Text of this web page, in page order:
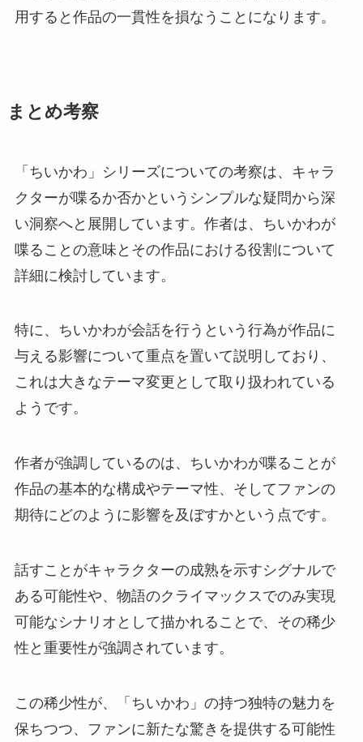
用すると作品の一貫性を損なうことになります。
まとめ考察
「ちいかわ」シリーズについての考察は、キャラ
クターが喋るか否かというシンプルな疑問から深
い洞察へと展開しています。作者は、ちいかわが
喋ることの意味とその作品における役割について
詳細に検討しています。
特に、ちいかわが会話を行うという行為が作品に
与える影響について重点を置いて説明しており、
これは大きなテーマ変更として取り扱われている
ようです。
作者が強調しているのは、ちいかわが喋ることが
作品の基本的な構成やテーマ性、そしてファンの
期待にどのように影響を及ぼすかという点です。
話すことがキャラクターの成熟を示すシグナルで
ある可能性や、物語のクライマックスでのみ実現
可能なシナリオとして描かれることで、その稀少
性と重要性が強調されています。
この稀少性が、「ちいかわ」の持つ独特の魅力を
保ちつつ、ファンに新たな驚きを提供する可能性